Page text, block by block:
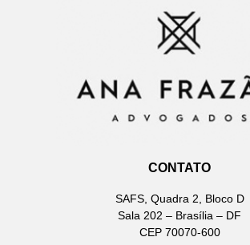
CONTATO
SAFS, Quadra 2, Bloco D
Sala 202 – Brasília – DF
CEP 70070-600